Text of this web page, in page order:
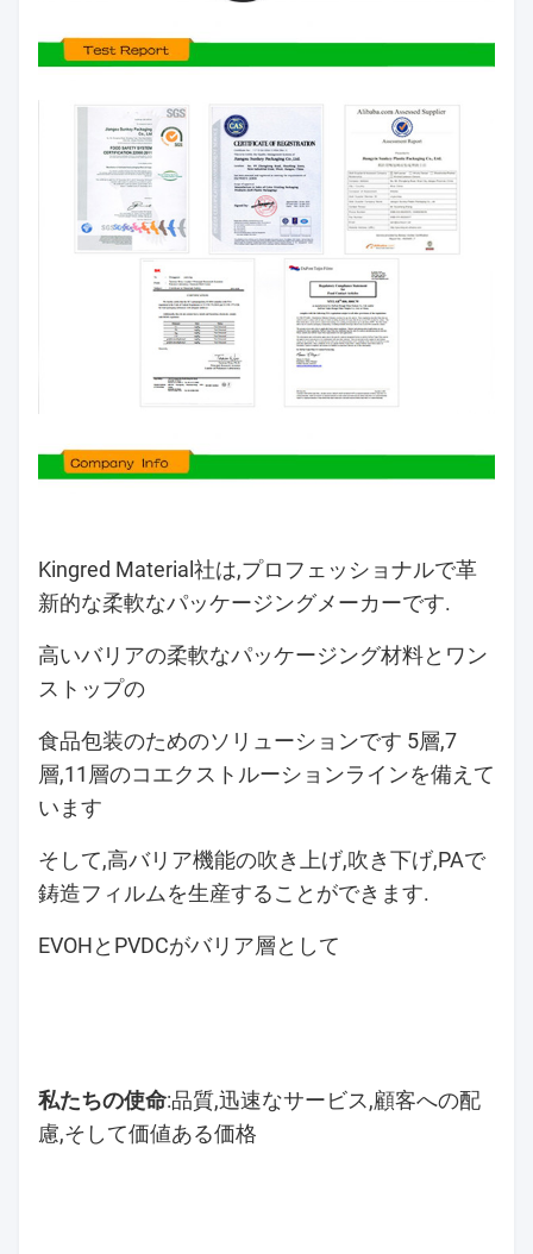
Kingred Material社は,プロフェッショナルで革
新的な柔軟なパッケージングメーカーです.
高いバリアの柔軟なパッケージング材料とワン
ストップの
食品包装のためのソリューションです 5層,7
層,11層のコエクストルーションラインを備えて
います
そして,高バリア機能の吹き上げ,吹き下げ,PAで
鋳造フィルムを生産することができます.
EVOHとPVDCがバリア層として
私たちの使命:品質,迅速なサービス,顧客への配
慮,そして価値ある価格